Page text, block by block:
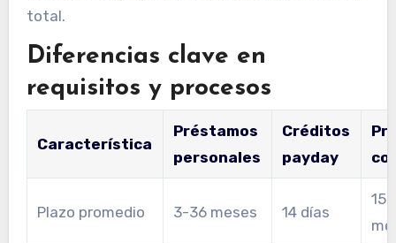
total.
Diferencias clave en
requisitos y procesos
Característica
Préstamos
personales
Créditos
payday
Plazo promedio 3-36 meses 14 días
15